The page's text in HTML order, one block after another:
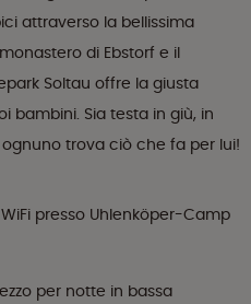
attraverso la bellissima
di Ebstorf e il
Soltau offre la giusta
bambini. Sia testa in giù, in
trova ciò che fa per lui!
presso Uhlenköper-Camp
per notte in bassa